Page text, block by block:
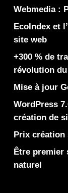
Webmedia :
EcoIndex et
site web
+300 % de
révolution du
Mise à jour
WordPress
création de
Prix création
Être premier
naturel